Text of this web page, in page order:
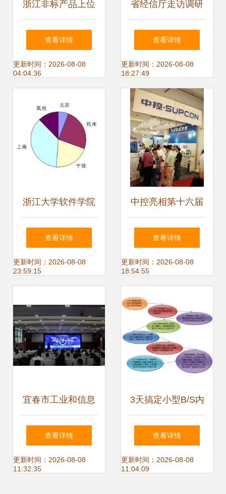
浙江非标产品上位
机接口开发公司 专
注软件开发，赋能
查看详情
更新时间：2026-08-08
04:04:36
省经信厅走访调研
数字经济:深耕本土
新兴产业争创数字
经济试验区
查看详情
更新时间：2026-08-08
18:27:49
浙江大学软件学院
浙江软件开发的领
军力量
查看详情
更新时间：2026-08-08
23:59:15
中控亮相第十六届
中国国际纸浆造纸
暨纸制品工业展览
新未来
查看详情
更新时间：2026-08-08
18:54:55
宜春市工业和信息
化局 深化浙江软件
开发合作，共筑数
查看详情
更新时间：2026-08-08
11:32:35
3天搞定小型B/S内
部管理软件 浙江软
件开发的高效实践
查看详情
更新时间：2026-08-08
11:04:09